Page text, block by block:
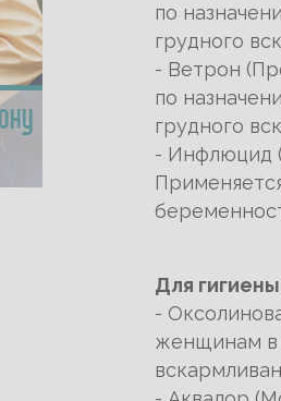
по
грудного
- Ветрон
по
грудного
- Инфлюцид
Для
-
женщинам в